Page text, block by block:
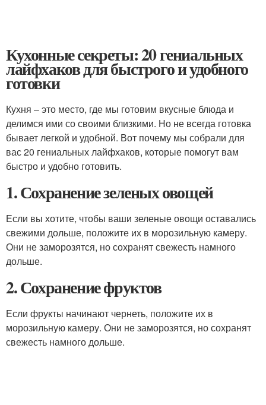
Кухонные секреты: 20 гениальных
лайфхаков для быстрого и удобного
готовки
Кухня – это место, где мы готовим вкусные блюда и
делимся ими со своими близкими. Но не всегда готовка
бывает легкой и удобной. Вот почему мы собрали для
вас 20 гениальных лайфхаков, которые помогут вам
быстро и удобно готовить.
1. Сохранение зеленых овощей
Если вы хотите, чтобы ваши зеленые овощи оставались
свежими дольше, положите их в морозильную камеру.
Они не заморозятся, но сохранят свежесть намного
дольше.
2. Сохранение фруктов
Если фрукты начинают чернеть, положите их в
морозильную камеру. Они не заморозятся, но сохранят
свежесть намного дольше.